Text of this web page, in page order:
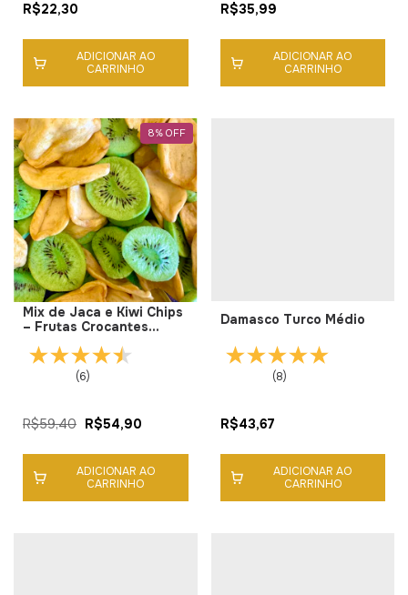
R$22,30
ADICIONAR AO
CARRINHO
R$35,99
ADICIONAR AO
CARRINHO
8% OFF
Mix de Jaca e Kiwi Chips
– Frutas Crocantes
(6)
R$59,40 R$54,90
ADICIONAR AO
CARRINHO
Damasco Turco Médio
(8)
R$43,67
ADICIONAR AO
CARRINHO